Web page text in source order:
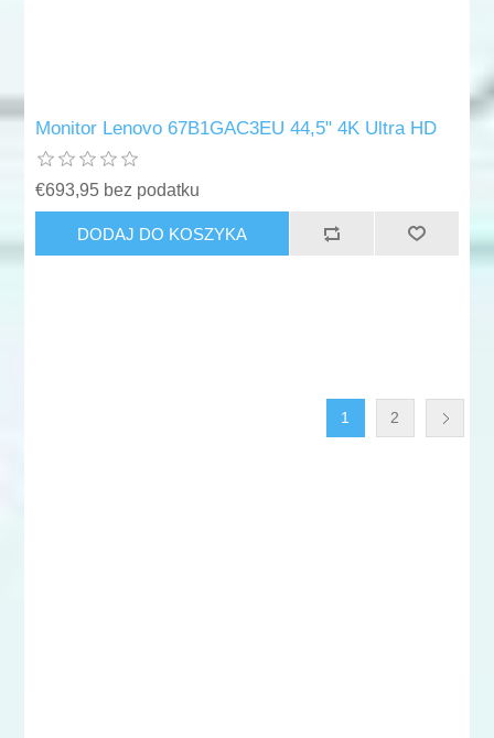
Monitor Lenovo 67B1GAC3EU 44,5" 4K Ultra HD
€693,95 bez podatku
DODAJ DO KOSZYKA
1 2